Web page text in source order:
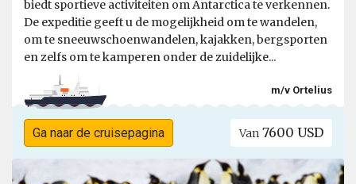
biedt sportieve activiteiten om Antarctica te verkennen.
De expeditie geeft u de mogelijkheid om te wandelen,
om te sneeuwschoenwandelen, kajakken, bergsporten
en zelfs om te kamperen onder de zuidelijke...
m/v Ortelius
Ga naar de cruisepagina Van 7600 USD